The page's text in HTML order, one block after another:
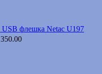
USB флешка Netac U197
350.00